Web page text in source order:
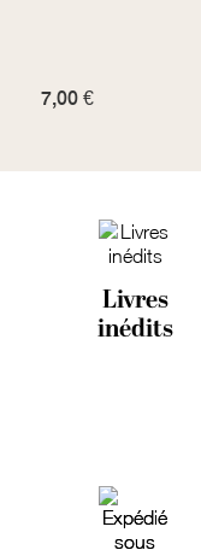
7,00 €
Livres
inédits